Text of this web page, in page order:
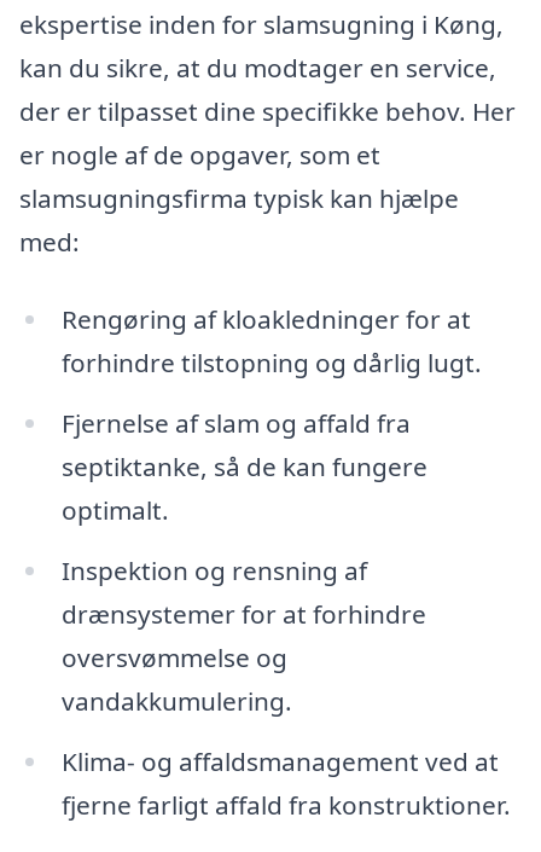
ekspertise inden for slamsugning i Køng,
kan du sikre, at du modtager en service,
der er tilpasset dine specifikke behov. Her
er nogle af de opgaver, som et
slamsugningsfirma typisk kan hjælpe
med:
Rengøring af kloakledninger for at
forhindre tilstopning og dårlig lugt.
Fjernelse af slam og affald fra
septiktanke, så de kan fungere
optimalt.
Inspektion og rensning af
drænsystemer for at forhindre
oversvømmelse og
vandakkumulering.
Klima- og affaldsmanagement ved at
fjerne farligt affald fra konstruktioner.